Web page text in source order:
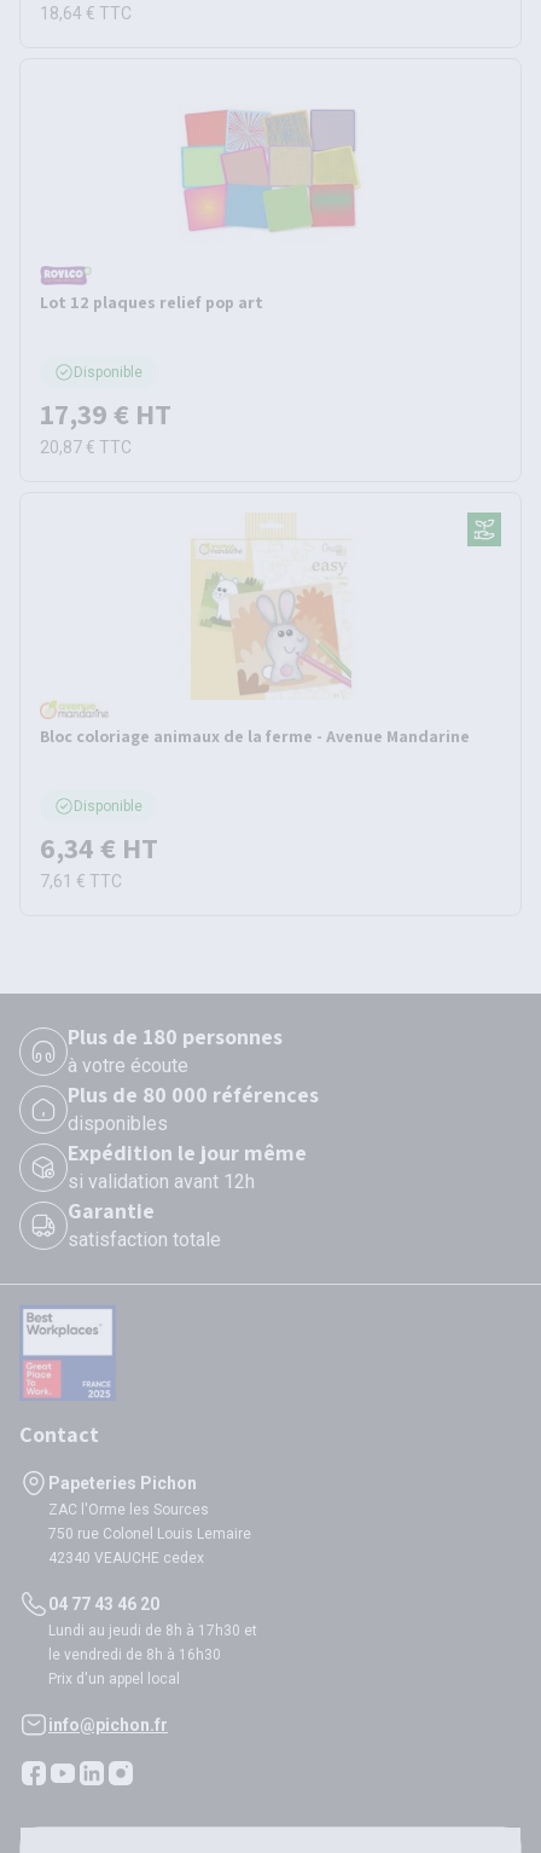
18,64 € TTC
Lot 12 plaques relief pop art
Disponible
17,39 € HT
20,87 € TTC
Bloc coloriage animaux de la ferme - Avenue Mandarine
Disponible
6,34 € HT
7,61 € TTC
Plus de 180 personnes
à votre écoute
Plus de 80 000 références
disponibles
Expédition le jour même
si validation avant 12h
Garantie
satisfaction totale
Contact
Papeteries Pichon
ZAC l'Orme les Sources
750 rue Colonel Louis Lemaire
42340 VEAUCHE cedex
04 77 43 46 20
Lundi au jeudi de 8h à 17h30 et
le vendredi de 8h à 16h30
Prix d'un appel local
info@pichon.fr